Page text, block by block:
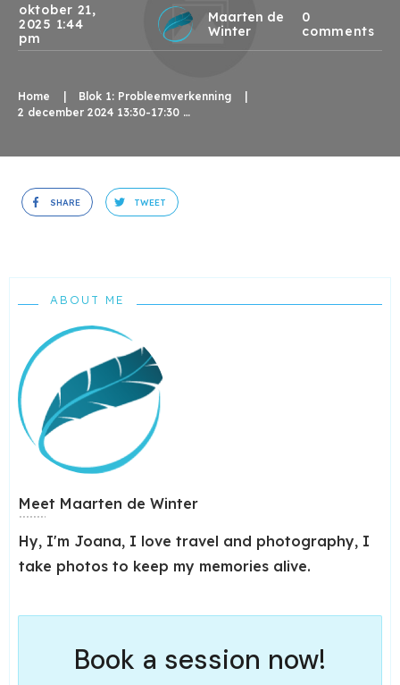
oktober 21,
2025 1:44
pm
Maarten de
Winter
0
comments
Home Blok 1: Probleemverkenning
2 december 2024 13:30-17:30 dagdeel 1
SHARE TWEET
ABOUT ME
Meet Maarten de Winter
Hy, I'm Joana, I love travel and photography, I
take photos to keep my memories alive.
Book a session now!